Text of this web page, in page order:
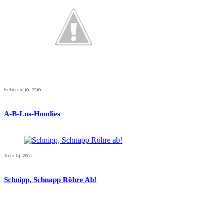
Februar 10, 2010
A-B-Lus-Hoodies
Juni 14, 2011
Schnipp, Schnapp Röhre Ab!